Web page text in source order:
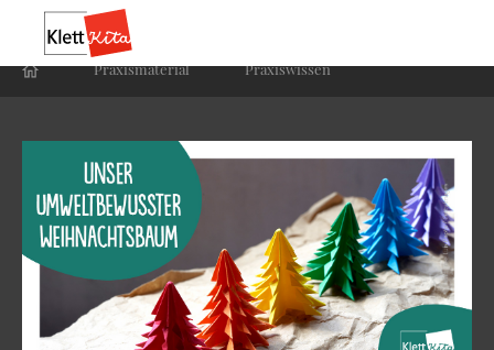
Praxis­material Praxis­wissen